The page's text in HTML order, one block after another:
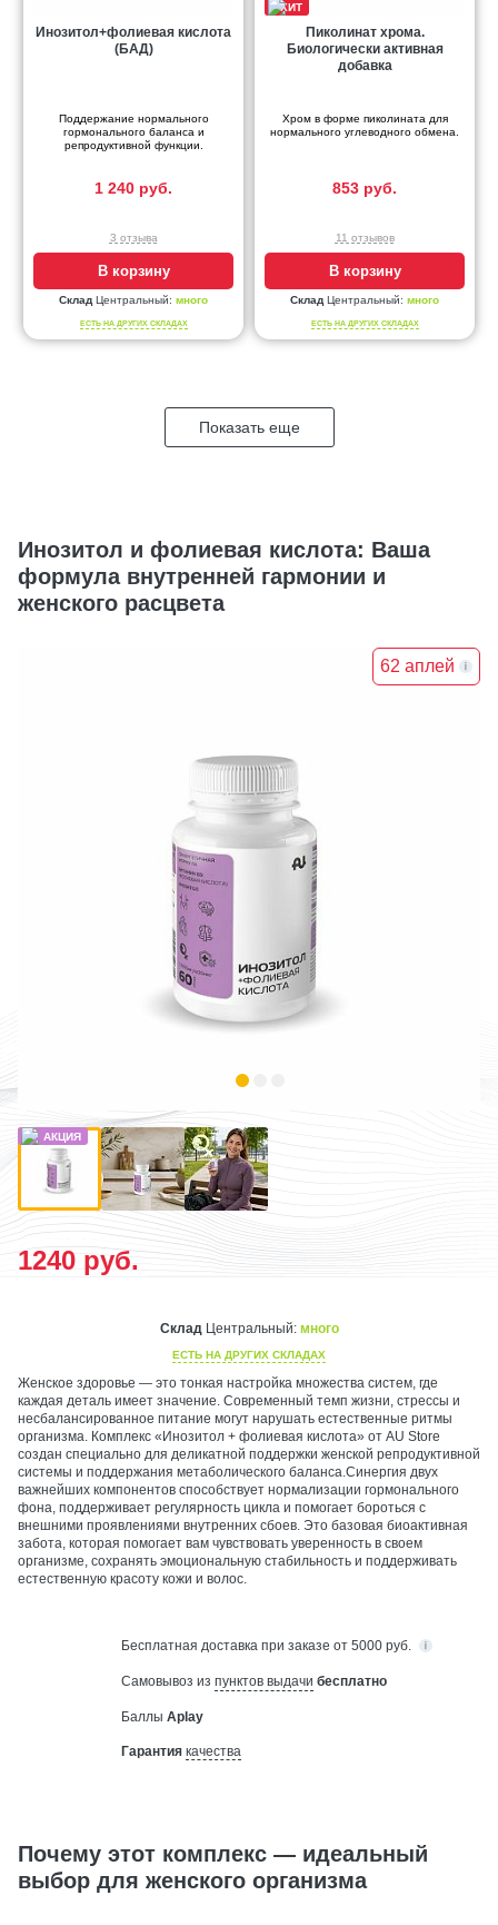
Инозитол+фолиевая кислота
(БАД)
Поддержание нормального
гормонального баланса и
репродуктивной функции.
1 240 руб.
3 отзыва
В корзину
Склад Центральный: много
ЕСТЬ НА ДРУГИХ СКЛАДАХ
Пиколинат хрома.
Биологически активная
добавка
Хром в форме пиколината для
нормального углеводного обмена.
853 руб.
11 отзывов
В корзину
Склад Центральный: много
ЕСТЬ НА ДРУГИХ СКЛАДАХ
Показать еще
Инозитол и фолиевая кислота: Ваша
формула внутренней гармонии и
женского расцвета
62 аплей
Женское здоровье — это тонкая настройка множества систем, где
каждая деталь имеет значение. Современный темп жизни, стрессы и
несбалансированное питание могут нарушать естественные ритмы
организма. Комплекс «Инозитол + фолиевая кислота» от AU Store
создан специально для деликатной поддержки женской репродуктивной
системы и поддержания метаболического баланса.Синергия двух
важнейших компонентов способствует нормализации гормонального
фона, поддерживает регулярность цикла и помогает бороться с
внешними проявлениями внутренних сбоев. Это базовая биоактивная
забота, которая помогает вам чувствовать уверенность в своем
организме, сохранять эмоциональную стабильность и поддерживать
естественную красоту кожи и волос.
1240 руб.
СкладЦентральный: много
ЕСТЬ НА ДРУГИХ СКЛАДАХ
Бесплатная доставка при заказе от 5000 руб.
Самовывоз из пунктов выдачи бесплатно
Баллы Aplay
Гарантия качества
Почему этот комплекс — идеальный
выбор для женского организма